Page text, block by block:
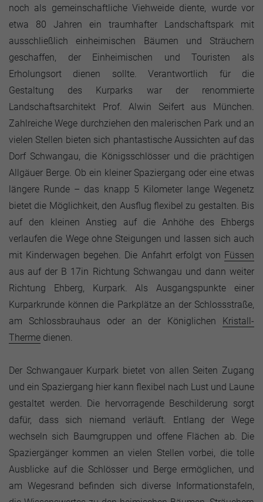
noch als gemeinschaftliche Viehweide diente, wurde vor
etwa 80 Jahren ein traumhafter Landschaftspark mit
ausschließlich einheimischen Bäumen und Sträuchern
geschaffen, der Einheimischen und Touristen als
Erholungsort dienen sollte. Verantwortlich für die
Gestaltung des Kurparks war der renommierte
Landschaftsarchitekt Prof. Alwin Seifert aus München.
Zahlreiche Wege durchziehen den malerischen Park und an
vielen Stellen bieten sich phantastische Aussichten auf das
Dorf Schwangau, die Königsschlösser und die prächtigen
Allgäuer Berge. Ob ein kleiner Spaziergang oder eine etwas
längere Runde – das knapp 5 Kilometer lange Wegenetz
bietet die Möglichkeit, den Ausflug flexibel zu gestalten. Bis
auf den kleinen Anstieg auf die Anhöhe des Ehbergs
verlaufen die Wege ohne Steigungen und lassen sich auch
mit Kinderwagen begehen. Die Anfahrt erfolgt von Füssen
aus auf der B 17in Richtung Schwangau und dann weiter
Richtung Ehberg, Kurpark. Als Ausgangspunkte einer
Kurparkrunde können die Parkplätze an der Schlossstraße,
am Schlossbrauhaus oder an der Königlichen Kristall-
Therme dienen.
Der Schwangauer Kurpark bietet von allen Seiten Zugang
und ein Spaziergang hier kann flexibel nach Lust und Laune
gestaltet werden. Die hervorragende Beschilderung sorgt
dafür, dass sich niemand verläuft. Entlang der Wege
wechseln sich Baumgruppen und offene Flächen ab. Die
Spaziergänger kommen an vielen Stellen vorbei, die tolle
Ausblicke auf die Schlösser und Berge ermöglichen, und
am Wegesrand befinden sich diverse Informationstafeln,